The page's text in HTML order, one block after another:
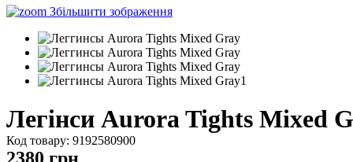
Збільшити зображення
Легінси Aurora Tights Mixed
Код товару: 9192580900